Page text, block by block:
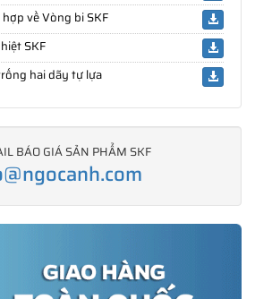
về Vòng bi SKF
SKF
hai dãy tự lựa
BÁO GIÁ SẢN PHẨM SKF